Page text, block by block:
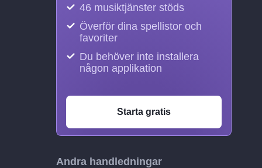
46 musiktjänster stöds
Överför dina spellistor och
favoriter
Du behöver inte installera
någon applikation
Starta gratis
Andra handledningar